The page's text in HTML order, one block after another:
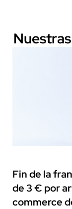
Fin de la
de 3 € por
commerce